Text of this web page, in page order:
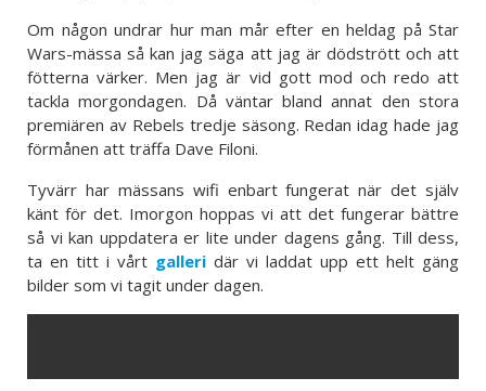
Om någon undrar hur man mår efter en heldag på Star
Wars-mässa så kan jag säga att jag är dödstrött och att
fötterna värker. Men jag är vid gott mod och redo att
tackla morgondagen. Då väntar bland annat den stora
premiären av Rebels tredje säsong. Redan idag hade jag
förmånen att träffa Dave Filoni.
Tyvärr har mässans wifi enbart fungerat när det själv
känt för det. Imorgon hoppas vi att det fungerar bättre
så vi kan uppdatera er lite under dagens gång. Till dess,
ta en titt i vårt galleri där vi laddat upp ett helt gäng
bilder som vi tagit under dagen.